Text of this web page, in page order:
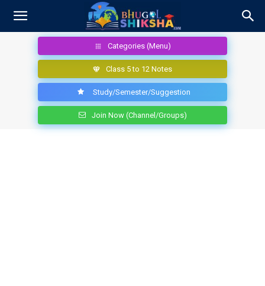
Categories (Menu)
Class 5 to 12 Notes
Study/Semester/Suggestion
Join Now (Channel/Groups)